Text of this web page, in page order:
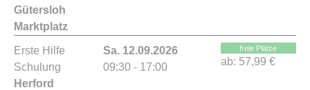
Gütersloh
Marktplatz
Erste Hilfe
Schulung
Herford
Sa. 12.09.2026
09:30 - 17:00
freie Plätze
ab: 57,99 €